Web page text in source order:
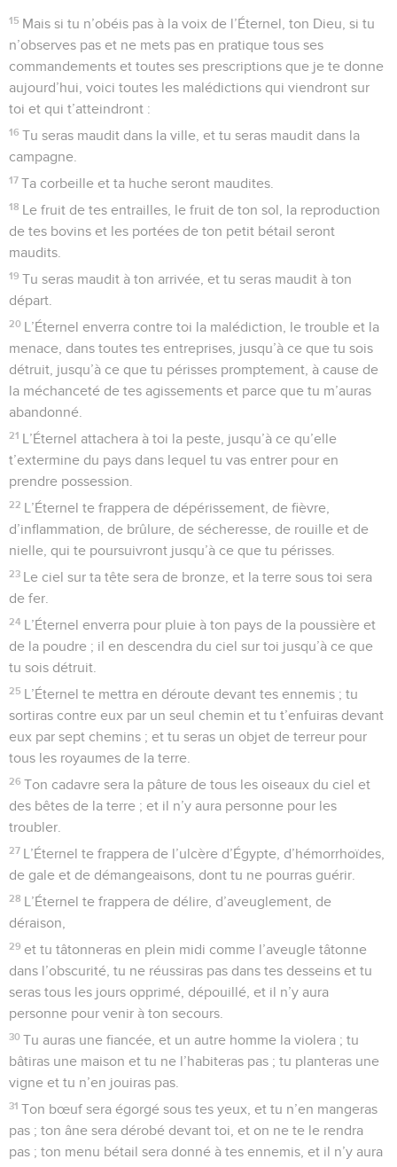
49 L’Éternel soulèvera contre toi de loin, des extrémités de la
terre, une nation qui se précipitera comme le vautour, une
nation dont tu ne comprendras pas la langue,
50 une nation au visage farouche, et qui n’aura ni respect
pour le vieillard, ni pitié pour l’adolescent.
51
Elle mangera le fruit de ton bétail et le fruit de ton sol,
jusqu’à ce que tu sois détruit ; elle ne te laissera ni blé, ni vin
nouveau, ni huile, ni petit de tes bovins, ni portée de ton
petit bétail, jusqu’à ce qu’elle t’ait fait périr.
52 Elle t’assiégera partout où tu résideras, jusqu’à ce que
tombent ces hautes et fortes murailles dans lesquelles tu
auras placé ta confiance (et cela) dans tout ton pays ; elle
t’assiégera partout où tu résideras, dans tout le pays que
l’Éternel, ton Dieu, te donne.
Au milieu du désarroi et de la détresse où te réduira ton
ennemi, tu mangeras le fruit de tes entrailles, la chair de tes
fils et de tes filles que l’Éternel, ton Dieu, t’aura donnés.
54 L’homme d’entre vous le plus délicat et le plus amolli
verra d’un œil mauvais son frère, ainsi que la femme qui
repose sur son sein et ceux de ses fils qu’il a épargnés,
55 de peur de donner à l’un d’entre eux de la chair de ses fils
dont il fait sa nourriture, parce qu’il ne lui reste plus rien au
milieu du désarroi et de la détresse où te réduira ton ennemi
partout où tu résideras.
56 La femme d’entre vous la plus délicate et la plus amollie,
qui par mollesse et par délicatesse n’essayait pas de poser à
terre la plante de son pied, verra d’un œil mauvais le mari qui
repose sur son sein, son fils et sa fille,
ainsi que ce qui sera sorti d’elle et les fils qu’elle a
enfantés, car, manquant de tout, elle en fera secrètement sa
réduira ton ennemi là où tu résideras.
Si tu n’observes pas et ne mets pas en pratique toutes les
paroles de cette loi, écrites dans ce livre, si tu ne crains pas
ce nom glorieux et redoutable, l’Éternel, ton Dieu,
l’Éternel te frappera miraculeusement, toi et ta
descendance, par de grandes plaies persistantes, par des
maladies graves et persistantes.
Il amènera sur toi toutes les épidémies d’Égypte, devant
lesquelles tu tremblais, et elles s’attacheront à toi.
et de plaies qui ne sont pas mentionnées dans le livre de
cette loi jusqu’à ce que tu sois détruit.
Après avoir été aussi nombreux que les étoiles du ciel,
vous ne resterez qu’un petit nombre, parce que tu n’auras
De même que l’Éternel prenait plaisir à vous faire du bien
et à vous multiplier, de même l’Éternel prendra plaisir à vous
faire périr et à vous détruire ; et vous serez arrachés du sol
dont tu vas entrer en possession.
Contenus Versions Commentaires Strong Dictionnaire